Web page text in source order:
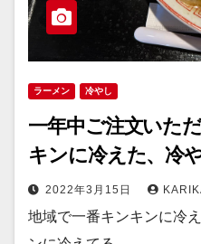
ラーメン 冷やし
一年中ご注文いた
キンに冷えた、冷
2022年3月15日
地域で一番キンキンに冷